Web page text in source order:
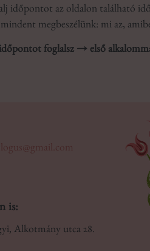
időpontot az oldalon található
megbeszélünk: mi az,
időpontot foglalsz → első
is:
Alkotmány utca 28.